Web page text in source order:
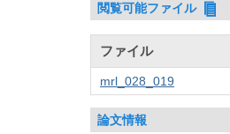
閲覧可能ファイル
ファイル
mrl_028_019
論文情報